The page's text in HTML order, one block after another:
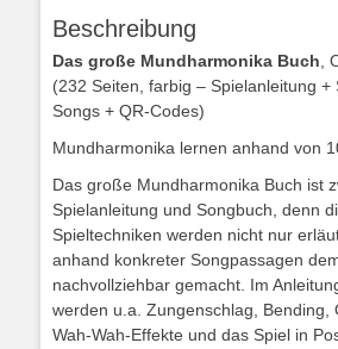
Beschreibung
Das große Mundharmonika Buch,
(232 Seiten, farbig – Spielanleitung +
Songs + QR-Codes)
Mundharmonika lernen anhand von
Das große Mundharmonika Buch ist
Spielanleitung und Songbuch, denn
Spieltechniken werden nicht nur
anhand konkreter Songpassagen
nachvollziehbar gemacht. Im
werden u.a. Zungenschlag, Bending,
Wah-Wah-Effekte und das Spiel in